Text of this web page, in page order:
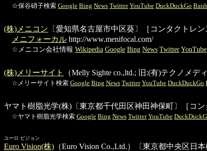
☆保谷硝子検索 Google Bing News Twitter YouTube DuckDuckGo
(株)メニコン 〔愛知県名古屋市中区葵〕［コンタクトレン
メニフォーカル http://www.menifocal.com/
☆メニコン会社情報 Wikipedia Google Bing News Twitter YouTube
(株)メリーサイト （Melly Sighte co.,ltd.; 旧:(有)テクノメ
☆メリーサイト検索 Google Bing News Twitter YouTube DuckDuckGo
ヤマト樹脂光学(株) 〔東京都千代田区神田神保町〕［コ
☆ヤマト樹脂光学検索 Google Bing News Twitter YouTube
ユーロ ビジョン
Euro Vision(株) （Euro Vision Co.,Ltd.）〔東京都中央区日